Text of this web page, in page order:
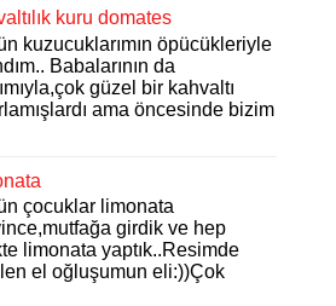
kuru domates
kuzucuklarımın öpücükleriyle
Babalarının da
güzel bir kahvaltı
ama öncesinde bizim
çocuklar limonata
girdik ve hep
limonata yaptık..Resimde
el oğluşumun eli:))Çok